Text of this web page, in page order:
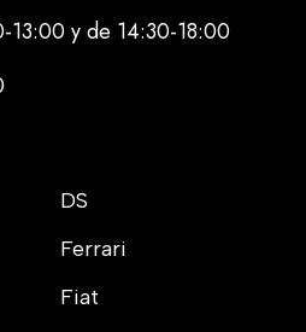
13:00 y de 14:30-18:00
DS
Ferrari
Fiat